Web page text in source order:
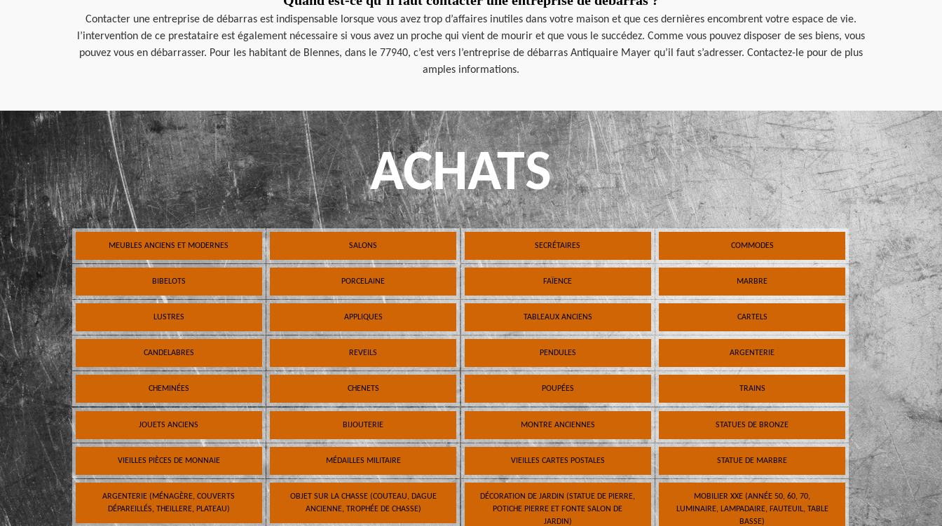
Contacter une entreprise de débarras est indispensable lorsque vous avez trop d’affaires inutiles dans votre maison et que ces dernières encombrent votre espace de vie.
l’intervention de ce prestataire est également nécessaire si vous avez un proche qui vient de mourir et que vous le succédez. Comme vous pouvez disposer de ses biens, vous
pouvez vous en débarrasser. Pour les habitant de Blennes, dans le 77940, c’est vers l’entreprise de débarras Antiquaire Mayer qu’il faut s’adresser. Contactez-le pour de plus
amples informations.
ACHATS
MEUBLES ANCIENS ET MODERNES SALONS SECRÉTAIRES COMMODES
BIBELOTS PORCELAINE FAÏENCE MARBRE
LUSTRES APPLIQUES TABLEAUX ANCIENS CARTELS
CANDELABRES REVEILS PENDULES ARGENTERIE
CHEMINÉES CHENETS POUPÉES TRAINS
JOUETS ANCIENS BIJOUTERIE MONTRE ANCIENNES STATUES DE BRONZE
VIEILLES PIÈCES DE MONNAIE MÉDAILLES MILITAIRE VIEILLES CARTES POSTALES STATUE DE MARBRE
ARGENTERIE (MÉNAGÈRE, COUVERTS
DÉPAREILLÉS, THEILLERE, PLATEAU)
OBJET SUR LA CHASSE (COUTEAU, DAGUE
ANCIENNE, TROPHÉE DE CHASSE)
DÉCORATION DE JARDIN (STATUE DE PIERRE,
POTICHE PIERRE ET FONTE SALON DE
JARDIN)
MOBILIER XXE (ANNÉE 50, 60, 70,
LUMINAIRE, LAMPADAIRE, FAUTEUIL, TABLE
BASSE)